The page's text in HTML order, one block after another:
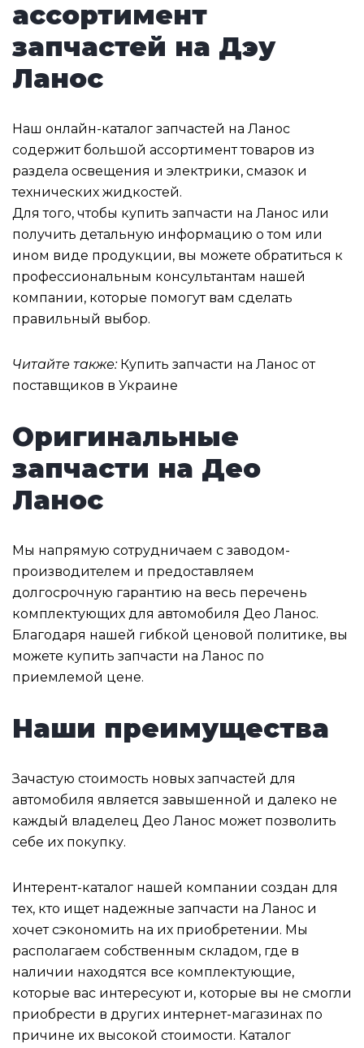
ассортимент
запчастей на Дэу
Ланос
Наш онлайн-каталог запчастей на Ланос
содержит большой ассортимент товаров из
раздела освещения и электрики, смазок и
технических жидкостей.
Для того, чтобы купить запчасти на Ланос или
получить детальную информацию о том или
ином виде продукции, вы можете обратиться к
профессиональным консультантам нашей
компании, которые помогут вам сделать
правильный выбор.
Читайте также: Купить запчасти на Ланос от
поставщиков в Украине
Оригинальные
запчасти на Део
Ланос
Мы напрямую сотрудничаем с заводом-
производителем и предоставляем
долгосрочную гарантию на весь перечень
комплектующих для автомобиля Део Ланос.
Благодаря нашей гибкой ценовой политике, вы
можете купить запчасти на Ланос по
приемлемой цене.
Наши преимущества
Зачастую стоимость новых запчастей для
автомобиля является завышенной и далеко не
каждый владелец Део Ланос может позволить
себе их покупку.
Интерент-каталог нашей компании создан для
тех, кто ищет надежные запчасти на Ланос и
хочет сэкономить на их приобретении. Мы
располагаем собственным складом, где в
наличии находятся все комплектующие,
которые вас интересуют и, которые вы не смогли
приобрести в других интернет-магазинах по
причине их высокой стоимости. Каталог